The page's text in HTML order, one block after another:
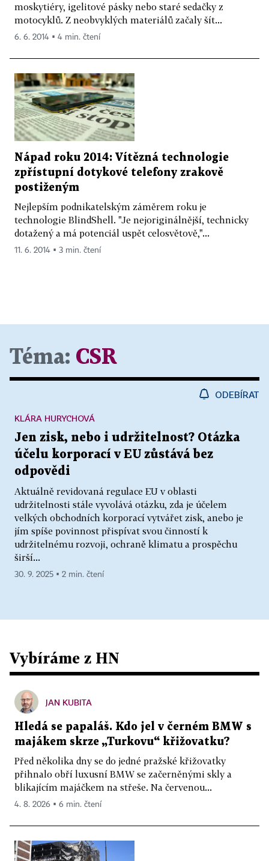
moskytiéry, igelitové pásky nebo staré sedačky z
motocyklů. Z neobvyklých materiálů začaly šít...
6. 6. 2014 ▪ 4 min. čtení
Nápad roku 2014: Vítězná technologie
zpřístupní dotykové telefony zrakově
postiženým
Nejlepším podnikatelským záměrem roku je
technologie BlindShell. "Je nejoriginálnější, technicky
dotažený a má potenciál uspět celosvětově,"...
11. 6. 2014 ▪ 3 min. čtení
Téma: CSR
ODEBÍRAT
Jen zisk, nebo i udržitelnost? Otázka
účelu korporací v EU zůstává bez
odpovědi
Aktuálně revidovaná regulace EU v oblasti
udržitelnosti stále vyvolává otázku, zda je účelem
velkých obchodních korporací vytvářet zisk, anebo je
jím spíše povinnost přispívat svou činností k
udržitelnému rozvoji, ochraně klimatu a prospěchu
širší...
KLÁRA HURYCHOVÁ
30. 9. 2025 ▪ 2 min. čtení
Vybíráme z HN
JAN KUBITA
Hledá se papaláš. Kdo jel v černém BMW s
majákem skrze „Turkovu“ křižovatku?
Před několika dny se do jedné pražské křižovatky
přihnalo obří luxusní BMW se začerněnými skly a
blikajícím majáčkem na střeše. Na červenou...
4. 8. 2026 ▪ 6 min. čtení